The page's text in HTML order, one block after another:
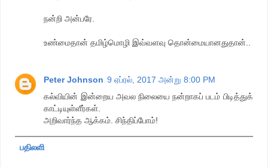
நன்றி அன்பரே.
உண்மைதான் தமிழ்மொழி இவ்வளவு தொன்மையானதுதான்..
Peter Johnson 9 ஏப்ரல், 2017 அன்று 8:00 PM
கல்வியின் இன்றைய அவல நிலையை நன்றாகப் படம் பிடித்துக்
காட்டியுள்ளீர்கள்.
அறிவார்ந்த ஆக்கம். சிந்திப்போம்!
பதிலளி